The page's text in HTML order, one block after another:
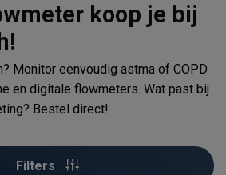
koop je bij
Monitor eenvoudig astma of COPD
en digitale flowmeters. Wat past bij
Bestel direct!
Filters